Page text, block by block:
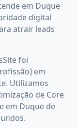
em Duque
digital
atrair leads
foi
em
Utilizamos
de Core
em Duque de